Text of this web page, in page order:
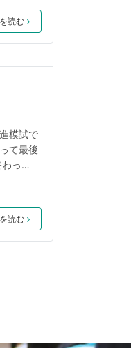
、長い
読む
模試で
て最後
って
在、
いで
読む